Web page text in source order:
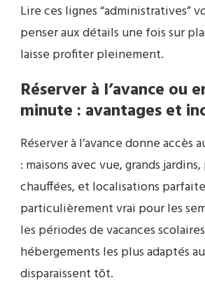
Lire ces lignes “administratives”
penser aux détails une fois sur
laisse profiter pleinement.
Réserver à l’avance ou
minute : avantages et
Réserver à l’avance donne accès
: maisons avec vue, grands
chauffées, et localisations
particulièrement vrai pour les
les périodes de vacances
hébergements les plus adaptés
disparaissent tôt.